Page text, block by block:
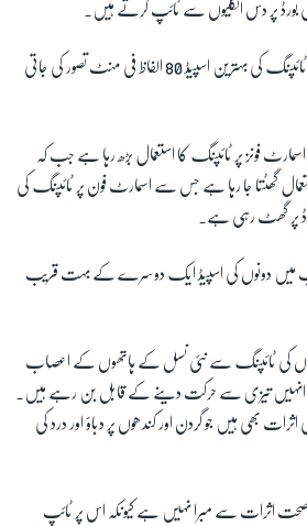
بورڈ پر دس انگلیوں سے ٹائپ کرتے ہیں۔
ڈیجیٹل کی بورڈ پر دس انگلیوں سے ٹائپنگ کی بہترین اسپیڈ 80 الفاظ فی منٹ تصور کی جاتی
فونز پر ٹائپنگ کا استعمال بڑھ رہا ہے جب کہ
گھٹتا جا رہا ہے جس سے اسمارٹ فون پر ٹائپنگ کی
پر گھٹ رہی ہے۔
میں دونوں کی اسپیڈ ایک دوسرے کے بہت قریب
کی ٹائپنگ سے نئی نسل کے ہاتھوں کے اعصاب
وہ انہیں تیزی سے حرکت دینے کے قابل بن رہے ہیں۔
بھی ہیں جو گردن اور کندھوں پر دباؤ اور درد کی
صحت اثرات سے مبرا نہیں ہے کیونکہ اس پر ٹائپ